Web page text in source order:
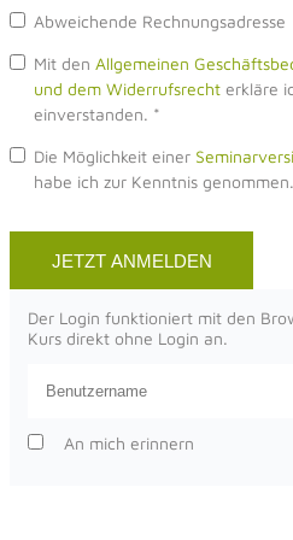
Abweichende Rechnungsadresse
Mit denAllgemeinen
und dem Widerrufsrecht erkläre
einverstanden. *
Die Möglichkeit einer
habe ich zur Kenntnis genommen.
Der Login funktioniert mit den
Kurs direkt ohne Login an.
An mich erinnern